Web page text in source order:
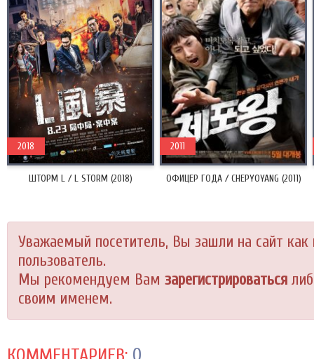
ШТОРМ L / L STORM (2018)
2018
ОФИЦЕР ГОДА / CHEPYOYANG (2011)
2011
Уважаемый посетитель, Вы зашли на сайт как
пользователь.
Мы рекомендуем Вам зарегистрироваться
своим именем.